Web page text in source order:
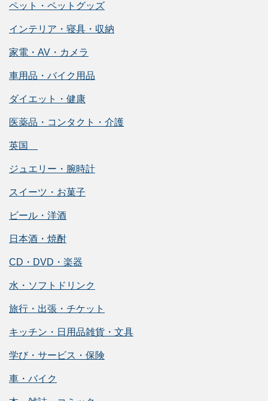
ペット・ペットグッズ
インテリア・寝具・収納
家電・AV・カメラ
車用品・バイク用品
ダイエット・健康
医薬品・コンタクト・介護
英国
ジュエリー・腕時計
スイーツ・お菓子
ビール・洋酒
日本酒・焼酎
CD・DVD・楽器
水・ソフトドリンク
旅行・出張・チケット
キッチン・日用品雑貨・文具
学び・サービス・保険
車・バイク